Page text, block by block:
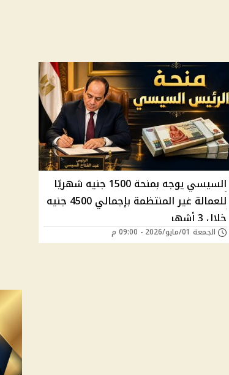
السيسي يوجه بمنحة 1500 جنيه شهريًا
للعمالة غير المنتظمة بإجمالي 4500 جنيه
خلال 3 أشهر
الجمعة 01/مايو/2026 - 09:00 م